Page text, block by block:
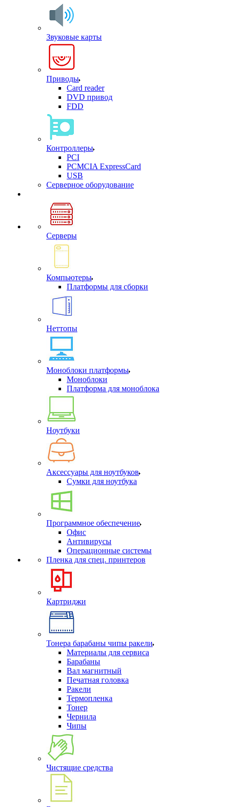
Звуковые карты
Приводы
Card reader
DVD привод
FDD
Контроллеры
PCI
PCMCIA ExpressCard
USB
Cерверное оборудование
Серверы
Компьютеры
Платформы для сборки
Неттопы
Моноблоки платформы
Моноблоки
Платформа для моноблока
Ноутбуки
Аксессуары для ноутбуков
Сумки для ноутбука
Программное обеспечение
Офис
Антивирусы
Операционные системы
Пленка для спец. принтеров
Картриджи
Тонера барабаны чипы ракели
Материалы для сервиса
Барабаны
Вал магнитный
Печатная головка
Ракели
Термопленка
Тонер
Чернила
Чипы
Чистящие средства